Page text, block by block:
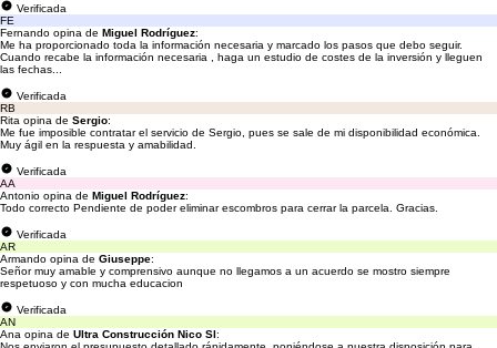
Verificada
FE
Fernando opina de Miguel Rodríguez:
Me ha proporcionado toda la información necesaria y marcado los pasos que debo seguir.
Cuando recabe la información necesaria , haga un estudio de costes de la inversión y lleguen
las fechas...
Verificada
RB
Rita opina de Sergio:
Me fue imposible contratar el servicio de Sergio, pues se sale de mi disponibilidad económica.
Muy ágil en la respuesta y amabilidad.
Verificada
AA
Antonio opina de Miguel Rodríguez:
Todo correcto Pendiente de poder eliminar escombros para cerrar la parcela. Gracias.
Verificada
AR
Armando opina de Giuseppe:
Señor muy amable y comprensivo aunque no llegamos a un acuerdo se mostro siempre
respetuoso y con mucha educacion
Verificada
AN
Ana opina de Ultra Construcción Nico Sl: